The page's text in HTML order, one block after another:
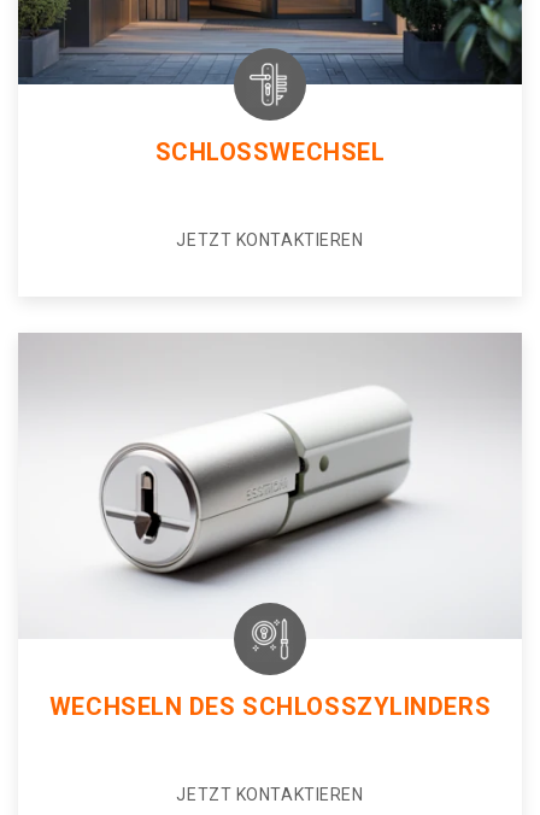
SCHLOSSWECHSEL
JETZT KONTAKTIEREN
WECHSELN DES SCHLOSSZYLINDERS
JETZT KONTAKTIEREN